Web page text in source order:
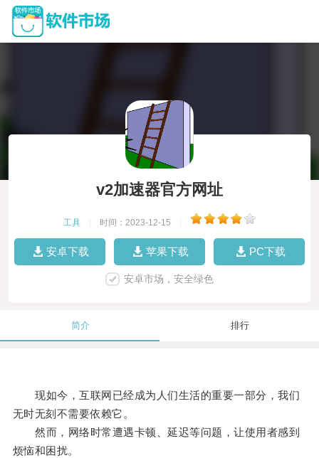
v2加速器官方网址
工具 时间：2023-12-15
安卓下载 苹果下载 PC下载
安卓市场，安全绿色
简介 排行
现如今，互联网已经成为人们生活的重要一部分，我们
无时无刻不需要依赖它。
然而，网络时常遭遇卡顿、延迟等问题，让使用者感到
烦恼和困扰。